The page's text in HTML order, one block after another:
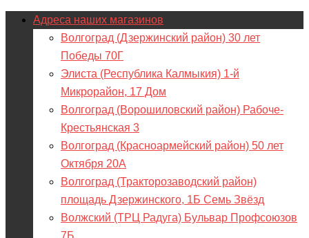
Адреса наших магазинов
Волгоград (Дзержинский район) 30 лет
Победы 70Г
Элиста (Республика Калмыкия) 1-й
Микрорайон, 17 Дом
Волгоград (Ворошиловский район) Рабоче-
Крестьянская 3
Волгоград (Красноармейский район) 50 лет
Октября 20А
Волгоград (Тракторозаводский район)
площадь Дзержинского, 1Б Семь Звёзд
Волжский (ТРЦ Радуга) Бульвар Профсоюзов
7Б